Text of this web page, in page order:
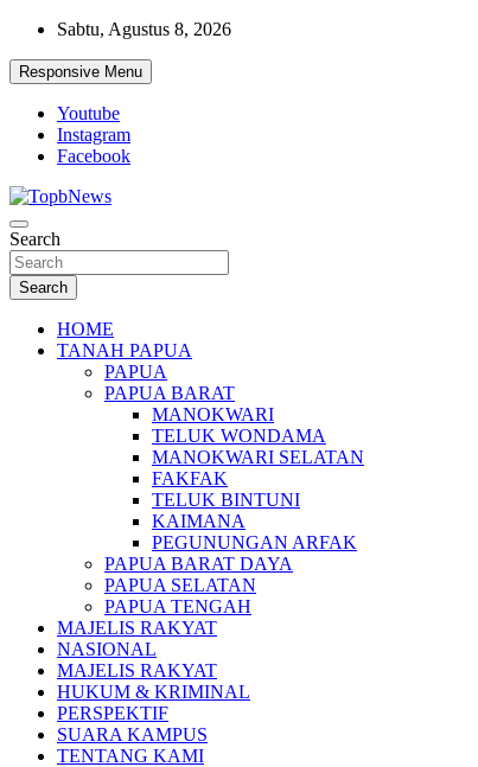
Skip
content
Sabtu, Agustus 8, 2026
Responsive Menu
Youtube
Instagram
Facebook
Search
Search
HOME
TANAH PAPUA
PAPUA
PAPUA BARAT
MANOKWARI
TELUK WONDAMA
MANOKWARI SELATAN
FAKFAK
TELUK BINTUNI
KAIMANA
PEGUNUNGAN ARFAK
PAPUA BARAT DAYA
PAPUA SELATAN
PAPUA TENGAH
MAJELIS RAKYAT
NASIONAL
MAJELIS RAKYAT
HUKUM & KRIMINAL
PERSPEKTIF
SUARA KAMPUS
TENTANG KAMI